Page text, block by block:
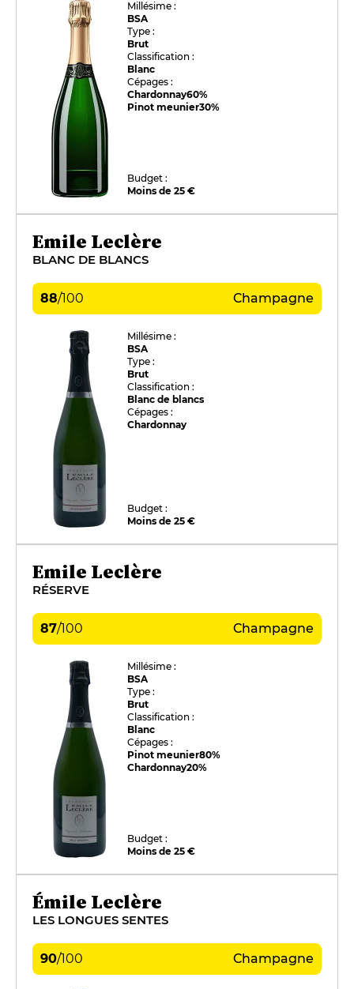
Millésime :
BSA
Type :
Brut
Classification :
Blanc
Cépages :
Chardonnay60%
Pinot meunier30%
Budget :
Moins de 25 €
Emile Leclère
BLANC DE BLANCS
88/100 Champagne
Millésime :
BSA
Type :
Brut
Classification :
Blanc de blancs
Cépages :
Chardonnay
Budget :
Moins de 25 €
Emile Leclère
RÉSERVE
87/100 Champagne
Millésime :
BSA
Type :
Brut
Classification :
Blanc
Cépages :
Pinot meunier80%
Chardonnay20%
Budget :
Moins de 25 €
Émile Leclère
LES LONGUES SENTES
90/100 Champagne